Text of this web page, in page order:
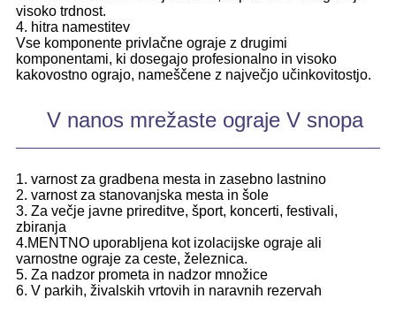
visoko trdnost.
4. hitra namestitev
Vse komponente privlačne ograje z drugimi
komponentami, ki dosegajo profesionalno in visoko
kakovostno ograjo, nameščene z največjo učinkovitostjo.
V nanos mrežaste ograje V snopa
1. varnost za gradbena mesta in zasebno lastnino
2. varnost za stanovanjska mesta in šole
3. Za večje javne prireditve, šport, koncerti, festivali,
zbiranja
4.MENTNO uporabljena kot izolacijske ograje ali
varnostne ograje za ceste, železnica.
5. Za nadzor prometa in nadzor množice
6. V parkih, živalskih vrtovih in naravnih rezervah